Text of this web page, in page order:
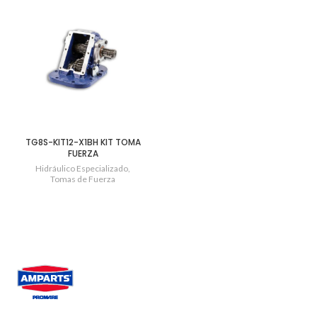
TG8S-KIT12-X1BH KIT TOMA
FUERZA
Hidráulico Especializado
Tomas de Fuerza